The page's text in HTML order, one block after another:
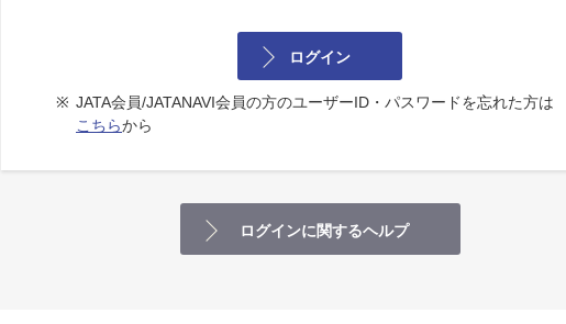
ログイン
※ JATA会員/JATANAVI会員の方のユーザーID・パスワードを忘れた方は
こちらから
ログインに関するヘルプ